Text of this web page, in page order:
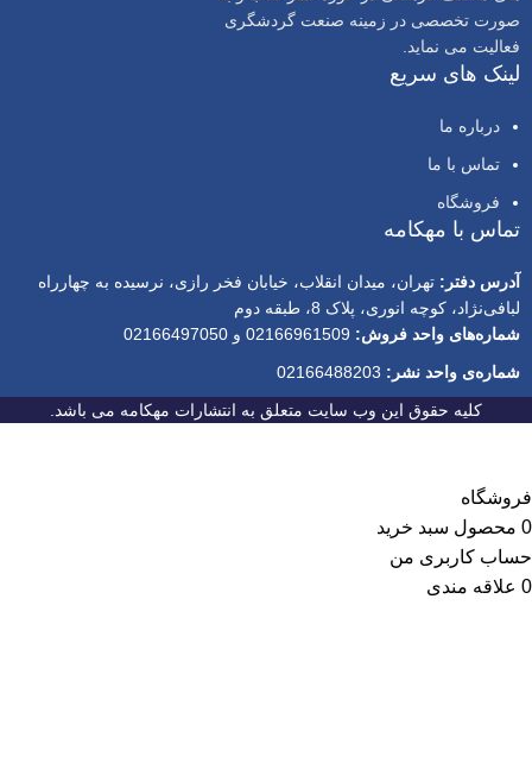
صورت تخصصی در زمینه صنعت گردشگری
فعالیت می نماید.
لینک های سریع
درباره ما
تماس با ما
فروشگاه
تماس با مهکامه
آدرس دفتر: تهران، میدان انقلاب، خیابان فخر رازی، نرسیده به چهارراه
لبافی‌نژاد، کوچه انوری، پلاک 8، طبقه دوم
شماره‌های واحد فروش: 02166961509 و 02166497050
شماره‌‌ی واحد نشر:
کلیه حقوق این وب سایت متعلق به انتشارات مهکامه می باشد.
فروشگاه
0 محصول سبد خرید
حساب کاربری من
0 علاقه مندی